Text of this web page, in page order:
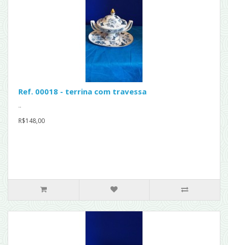
Ref. 00018 - terrina com travessa
..
R$148,00